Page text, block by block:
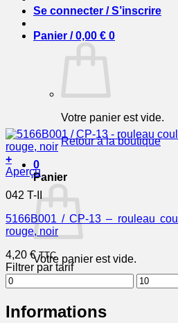
Se connecter / S’inscrire
Panier /0,00 € 0
Votre panier est vide.
Retour à la boutique
0
Panier
Votre panier est vide.
+
Aperçu
042 T-II
5166B001 / CP-13 – rouleau
rouge, noir
4,20 € TTC
Filtrer par tarif
Prix
min
Prix
max
Informations